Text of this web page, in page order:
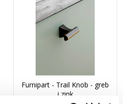
Furnipart - Trail Knob - greb
i zink